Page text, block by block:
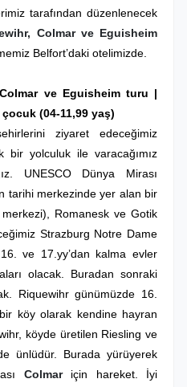
tarafından düzenlenecek
Colmar ve Eguisheim
Belfort’daki otelimizde.
ve Eguisheim turu |
(04-11,99 yaş)
ziyaret edeceğimiz
bir yolculuk ile varacağımız
UNESCO Dünya Mirası
tarihi merkezinde yer alan bir
Romanesk ve Gotik
Strazburg Notre Dame
ve 17.yy’dan kalma evler
olacak. Buradan sonraki
Riquewihr günümüzde 16.
köy olarak kendine hayran
köyde üretilen Riesling ve
ünlüdür. Burada yürüyerek
Colmariçin hareket. İyi